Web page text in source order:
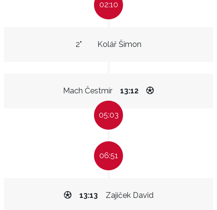
02:10
Kolář Šimon
2"
Mach Čestmír 13:12
05:03
06:51
Zajíček David
13:13